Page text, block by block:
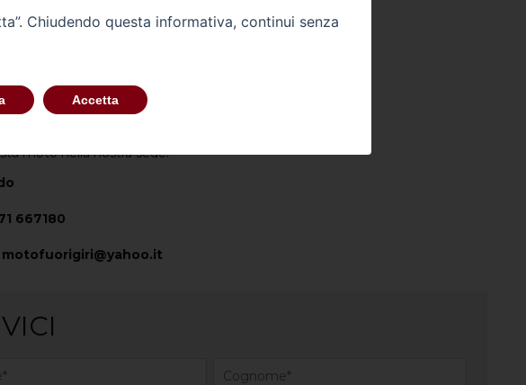
DIRETTAMENTE
moto nella nostra sede:
667180
motofuorigiri@yahoo.it
Chiudendo questa informativa, continui senza
Accetta